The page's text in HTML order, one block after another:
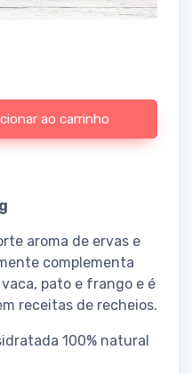
50g
ao carrinho
aroma de ervas e
complementa
pato e frango e é
receitas de recheios.
100% natural